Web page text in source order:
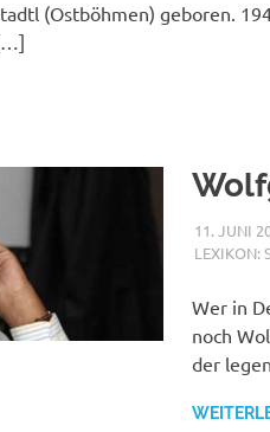
(Ostböhmen) geboren.
11. JUNI
LEXIKON:
Wer in
noch
der